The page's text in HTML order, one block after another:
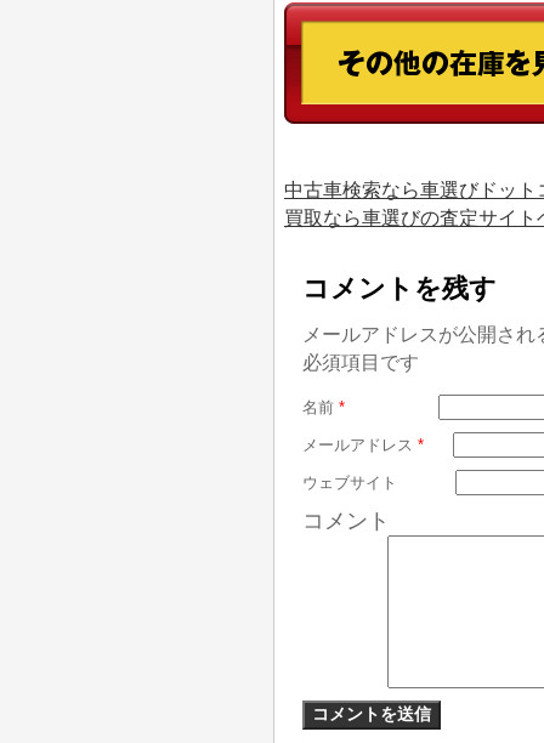
中古車検索なら車選びドット
買取なら車選びの査定サイト
コメントを残す
メールアドレスが公開さ
必須項目です
名前 *
メールアドレス *
ウェブサイト
コメント